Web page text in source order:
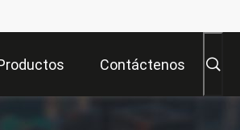
Contáctenos